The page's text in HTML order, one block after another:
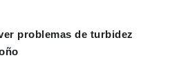
problemas de turbidez